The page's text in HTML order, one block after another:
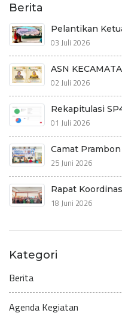
Berita
Pelantikan
03 Juli 2026
ASN
02 Juli 2026
Rekapitulasi
01 Juli 2026
Camat
25 Juni 2026
Rapat
18 Juni 2026
Kategori
Berita
Agenda Kegiatan